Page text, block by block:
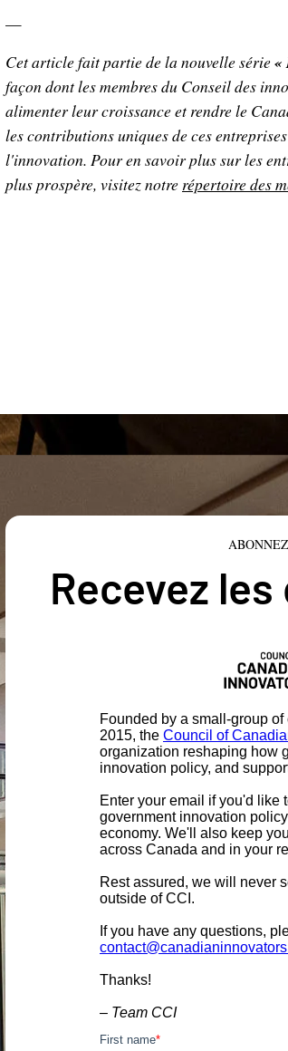
—
Cet article fait partie de la nouvelle série«
façon dont les membres du Conseil des
alimenter leur croissance et rendre le
les contributions uniques de ces
l'innovation. Pour en savoir plus sur les
plus prospère, visitez notre répertoire des
Recevez